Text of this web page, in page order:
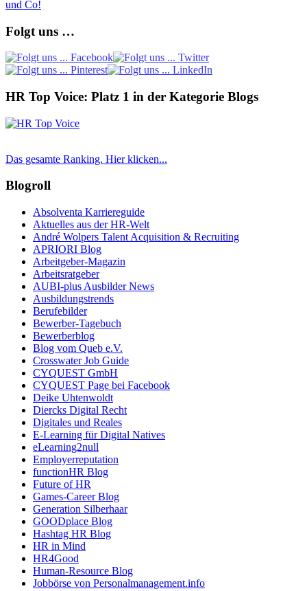
und Co!
Folgt uns …
HR Top Voice: Platz 1 in der Kategorie Blogs
Das gesamte Ranking. Hier klicken...
Blogroll
Absolventa Karriereguide
Aktuelles aus der HR-Welt
André Wolpers Talent Acquisition & Recruiting
APRIORI Blog
Arbeitgeber-Magazin
Arbeitsratgeber
AUBI-plus Ausbilder News
Ausbildungstrends
Berufebilder
Bewerber-Tagebuch
Bewerberblog
Blog vom Queb e.V.
Crosswater Job Guide
CYQUEST GmbH
CYQUEST Page bei Facebook
Deike Uhtenwoldt
Diercks Digital Recht
Digitales und Reales
E-Learning für Digital Natives
eLearning2null
Employerreputation
functionHR Blog
Future of HR
Games-Career Blog
Generation Silberhaar
GOODplace Blog
Hashtag HR Blog
HR in Mind
HR4Good
Human-Resource Blog
Jobbörse von Personalmanagement.info